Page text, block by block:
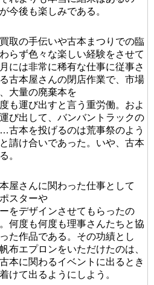
今後も楽しみである。
取の手伝いや古本まつりでの臨
らず色々な楽しい経験をさせて
には非常に稀有な仕事に従事さ
古本屋さんの閉店作業で、市場
大量の廃棄本を
も運び出すと言う重労働。およ
び出して、バンバントラックの
本を投げるのは荒事祭のよう
請け合いであった。いや、古本
。
屋さんに関わった仕事として
スターや
をデザインさせてもらったの
何度も何度も理事さんたちと協
た作品である。その功績とし
布エプロンをいただけたのは、
本に関わるイベントに出るとき
けて出るようにしよう。